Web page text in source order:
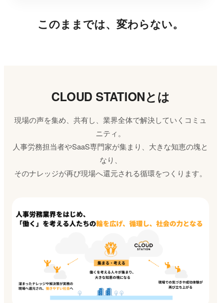
このままでは、変わらない。
CLOUD STATIONとは
現場の声を集め、共有し、業界全体で解決していくコミュ
ニティ。
人事労務担当者やSaaS専門家が集まり、大きな知恵の塊と
なり、
そのナレッジが再び現場へ還元される循環をつくります。